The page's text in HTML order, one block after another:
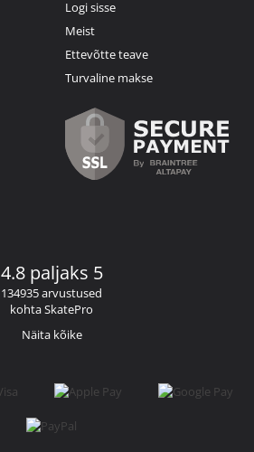
Logi sisse
Meist
Ettevõtte teave
Turvaline makse
4.8 paljaks 5
134935 arvustused
kohta SkatePro
Näita kõike